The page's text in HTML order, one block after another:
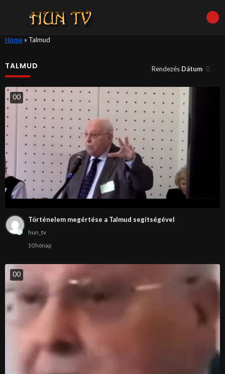
Home» Talmud
TALMUD Rendezés Dátum
00
Történelem megértése a Talmud segítségével
hun_tv
10 hónap
00